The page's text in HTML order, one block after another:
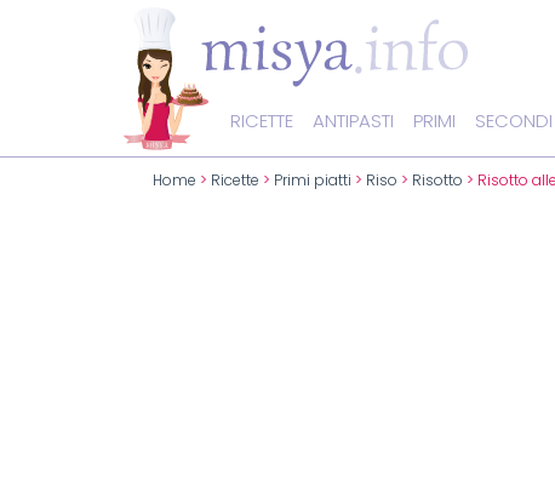
RICETTE ANTIPASTI PRIMI SECONDI
Home > Ricette > Primi piatti > Riso > Risotto > Risotto